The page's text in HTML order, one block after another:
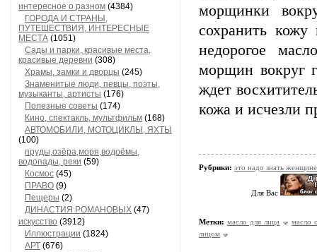
интересное о разном (4384)
ГОРОДА И СТРАНЫ,
ПУТЕШЕСТВИЯ, ИНТЕРЕСНЫЕ
МЕСТА (1051)
Сады и парки, красивые места,
красивые деревни (308)
Храмы, замки и дворцы (245)
Знаменитые люди, певцы, поэты,
музыканты, артисты (176)
Полезные советы (174)
Кино, спектакль, мультфильм (168)
АВТОМОБИЛИ, МОТОЦИКЛЫ, ЯХТЫ
(100)
пруды,озёра,моря,водоёмы,
водопады, реки (59)
Космос (45)
ПРАВО (9)
Пещеры (2)
ДИНАСТИЯ РОМАНОВЫХ (47)
искусство (3912)
Иллюстрации (1824)
АРТ (676)
морщинки
сохранить
недорогое
морщин вокруг
ждет
кожа и исчезли
Рубрики: это надо знать
Для Вас
Метки: масло для лица
масло
лицом